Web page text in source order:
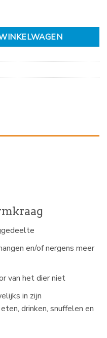
en/of nergens meer
van het dier niet
in zijn
drinken, snuffelen en